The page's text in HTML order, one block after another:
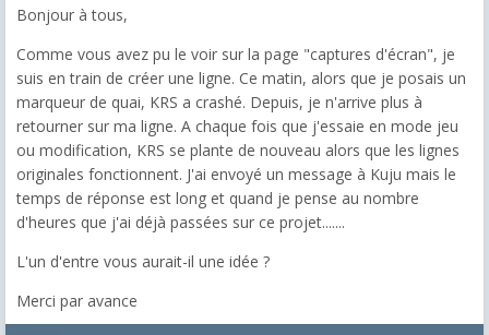
Bonjour à tous,
Comme vous avez pu le voir sur la page "captures d'écran", je
suis en train de créer une ligne. Ce matin, alors que je posais un
marqueur de quai, KRS a crashé. Depuis, je n'arrive plus à
retourner sur ma ligne. A chaque fois que j'essaie en mode jeu
ou modification, KRS se plante de nouveau alors que les lignes
originales fonctionnent. J'ai envoyé un message à Kuju mais le
temps de réponse est long et quand je pense au nombre
d'heures que j'ai déjà passées sur ce projet.......
L'un d'entre vous aurait-il une idée ?
Merci par avance